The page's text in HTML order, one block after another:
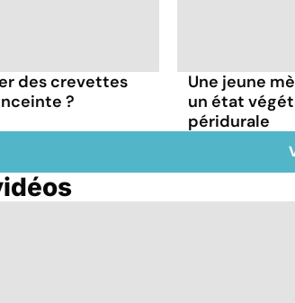
des crevettes
?
Une jeune
un état
péridurale